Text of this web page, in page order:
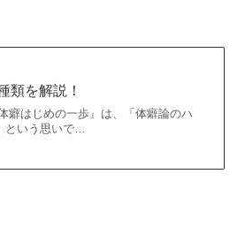
類を解説！
癖はじめの一歩』は、「体癖論のハ
という思いで…